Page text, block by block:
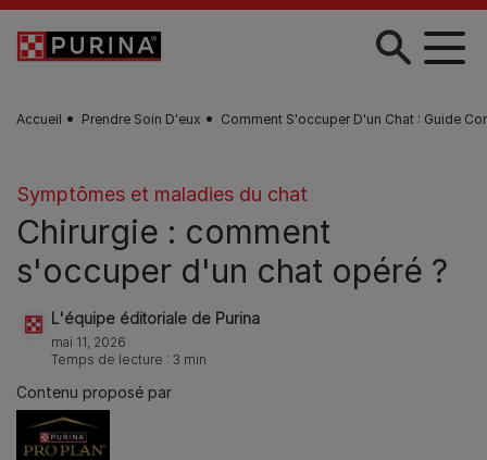
Skip to main content
Accueil Prendre Soin D'eux Comment S'occuper D'un Chat : Guide
Symptômes et maladies du chat
Chirurgie : comment
s'occuper d'un chat opéré ?
L'équipe éditoriale de Purina
mai 11, 2026
Temps de lecture : 3 min
Contenu proposé par